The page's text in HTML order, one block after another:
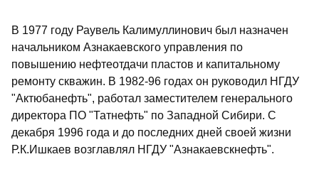
В 1977 году Раувель Калимуллинович был назначен
начальником Азнакаевского управления по
повышению нефтеотдачи пластов и капитальному
ремонту скважин. В 1982-96 годах он руководил НГДУ
"Актюбанефть", работал заместителем генерального
директора ПО "Татнефть" по Западной Сибири. С
декабря 1996 года и до последних дней своей жизни
Р.К.Ишкаев возглавлял НГДУ "Азнакаевскнефть".